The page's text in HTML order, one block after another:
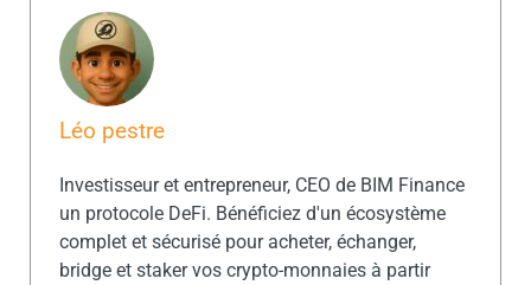
Léo pestre
Investisseur et entrepreneur, CEO de BIM Finance
un protocole DeFi. Bénéficiez d'un écosystème
complet et sécurisé pour acheter, échanger,
bridge et staker vos crypto-monnaies à partir